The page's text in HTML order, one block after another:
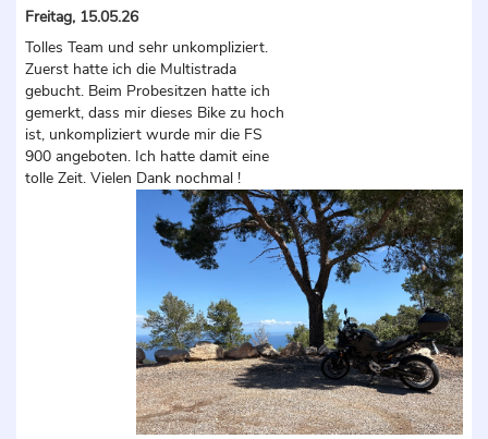
Freitag, 15.05.26
Tolles Team und sehr unkompliziert.
Zuerst hatte ich die Multistrada
gebucht. Beim Probesitzen hatte ich
gemerkt, dass mir dieses Bike zu hoch
ist, unkompliziert wurde mir die FS
900 angeboten. Ich hatte damit eine
tolle Zeit. Vielen Dank nochmal !